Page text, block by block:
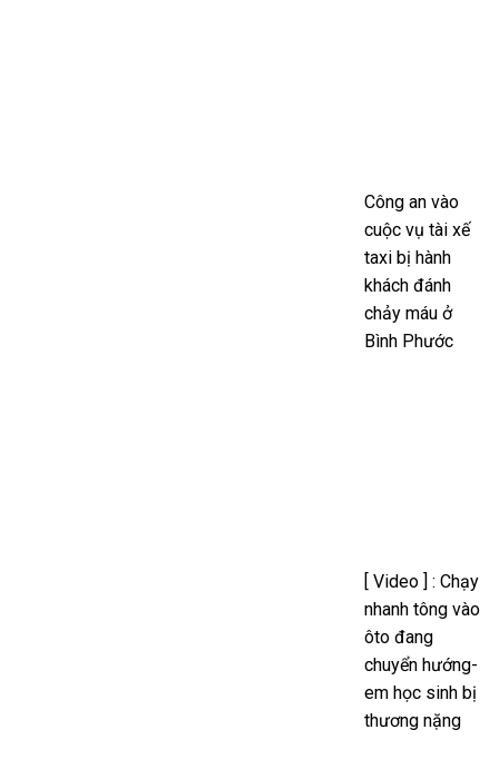
Công an vào
cuộc vụ tài xế
taxi bị hành
khách đánh
chảy máu ở
Bình Phước
[ Video ] : Chạy
nhanh tông vào
ôto đang
chuyển hướng-
em học sinh bị
thương nặng